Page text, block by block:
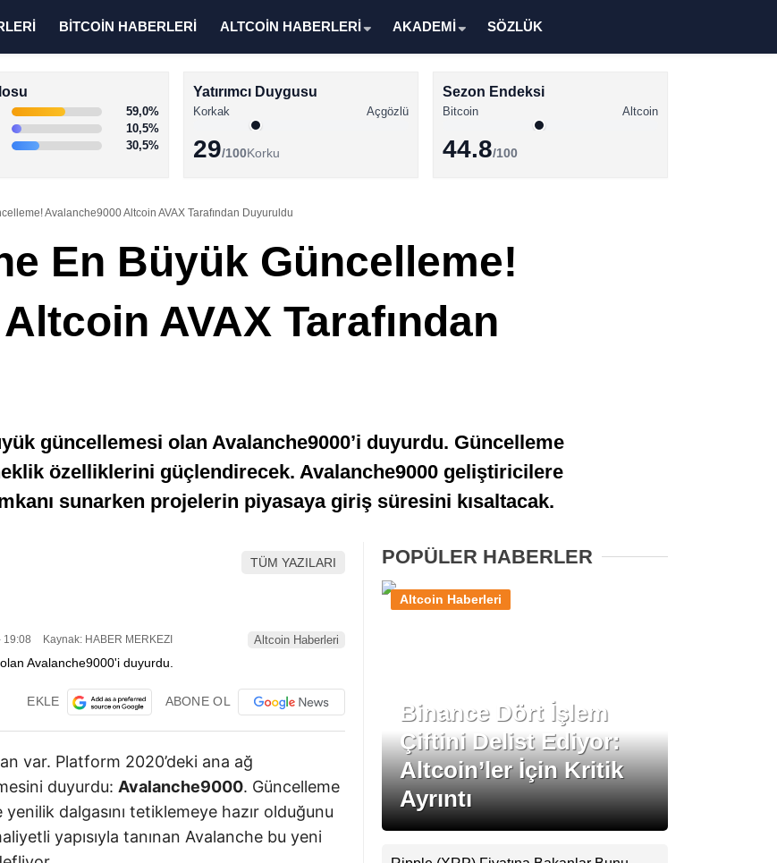
BİTCOİN HABERLERİ ALTCOİN HABERLERİ AKADEMİ SÖZLÜK
59,0%
10,5%
30,5%
Yatırımcı Duygusu
Korkak Açgözlü
29/100Korku
Sezon Endeksi
Bitcoin Altcoin
44.8/100
Avalanche9000 Altcoin AVAX Tarafından Duyuruldu
En Büyük Güncelleme!
AVAX Tarafından
güncellemesi olan Avalanche9000’i duyurdu. Güncelleme
özelliklerini güçlendirecek. Avalanche9000 geliştiricilere
sunarken projelerin piyasaya giriş süresini kısaltacak.
TÜM YAZILARI
19:08 Kaynak: HABER MERKEZI Altcoin Haberleri
EKLE ABONE OL
var. Platform 2020’deki ana ağ
duyurdu: Avalanche9000. Güncelleme
dalgasını tetiklemeye hazır olduğunu
yapısıyla tanınan Avalanche bu yeni
POPÜLER HABERLER
Binance Dört İşlem
Çiftini Delist Ediyor:
Altcoin’ler İçin Kritik
Ayrıntı
Altcoin Haberleri